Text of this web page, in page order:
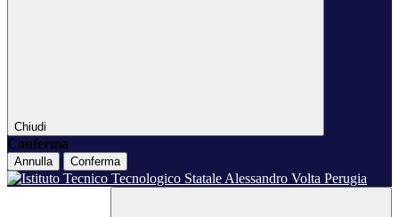
Chiudi
Conferma
Annulla Conferma